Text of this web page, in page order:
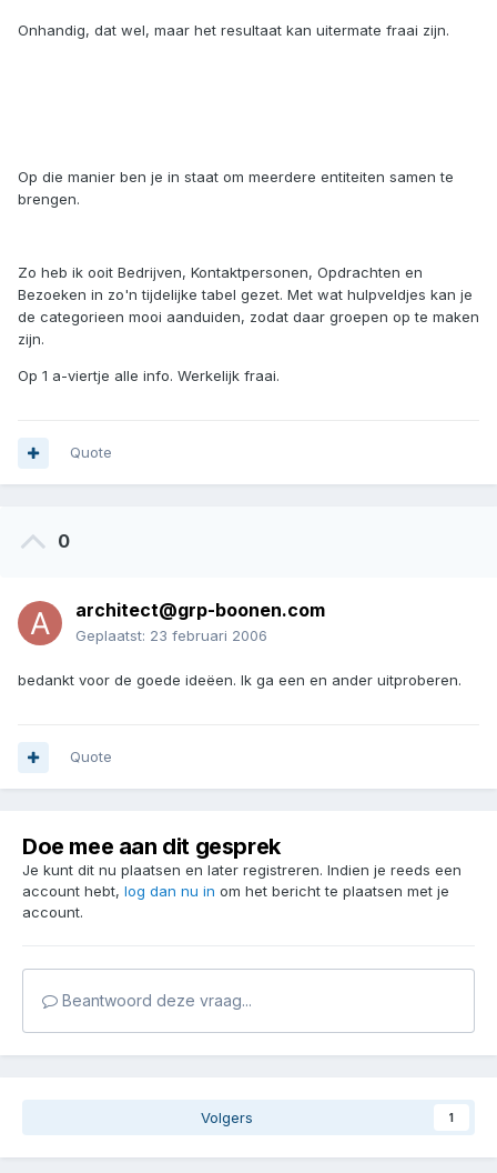
Onhandig, dat wel, maar het resultaat kan uitermate fraai zijn.
Op die manier ben je in staat om meerdere entiteiten samen te
brengen.
Zo heb ik ooit Bedrijven, Kontaktpersonen, Opdrachten en
Bezoeken in zo'n tijdelijke tabel gezet. Met wat hulpveldjes kan je
de categorieen mooi aanduiden, zodat daar groepen op te maken
zijn.
Op 1 a-viertje alle info. Werkelijk fraai.
Quote
0
architect@grp-boonen.com
Geplaatst: 23 februari 2006
bedankt voor de goede ideëen. Ik ga een en ander uitproberen.
Quote
Doe mee aan dit gesprek
Je kunt dit nu plaatsen en later registreren. Indien je reeds een
account hebt, log dan nu in om het bericht te plaatsen met je
account.
Beantwoord deze vraag...
Volgers 1